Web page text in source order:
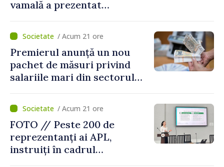
vamală a prezentat
revenirea în țară
/ Acum 21 ore
Premierul anunță un nou
pachet de măsuri privind
salariile mari din sectorul
/ Acum 21 ore
FOTO // Peste 200 de
reprezentanți ai APL,
instruiți în cadrul